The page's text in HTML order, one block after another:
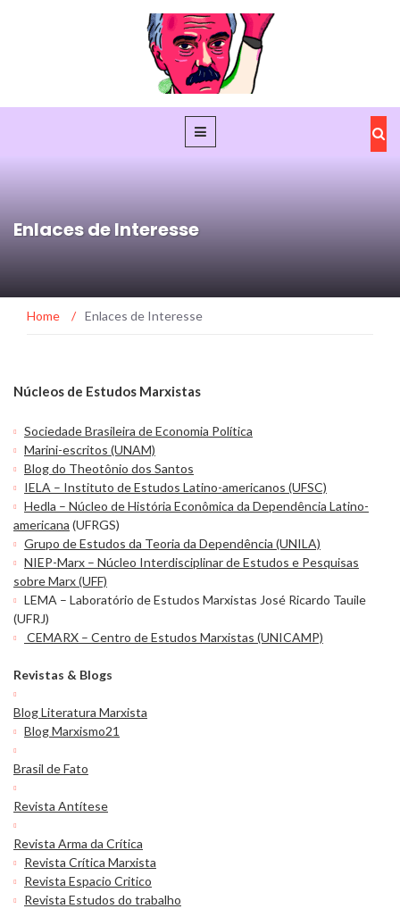
Enlaces de Interesse
Home / Enlaces de Interesse
Núcleos de Estudos Marxistas
Sociedade Brasileira de Economia Política
Marini-escritos (UNAM)
Blog do Theotônio dos Santos
IELA – Instituto de Estudos Latino-americanos (UFSC)
Hedla – Núcleo de História Econômica da Dependência Latino-
americana (UFRGS)
Grupo de Estudos da Teoria da Dependência (UNILA)
NIEP-Marx – Núcleo Interdisciplinar de Estudos e Pesquisas
sobre Marx (UFF)
LEMA – Laboratório de Estudos Marxistas José Ricardo Tauile
(UFRJ)
CEMARX – Centro de Estudos Marxistas (UNICAMP)
Revistas & Blogs
Blog Literatura Marxista
Blog Marxismo21
Brasil de Fato
Revista Antítese
Revista Arma da Crítica
Revista Crítica Marxista
Revista Espacio Critico
Revista Estudos do trabalho